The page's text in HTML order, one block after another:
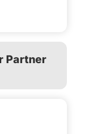
Partner